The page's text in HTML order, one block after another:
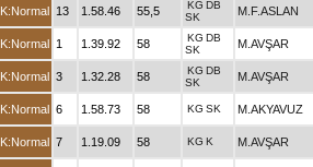
K:Normal 13 1.58.46 55,5 KG DB
SK
M.F.ASLAN
K:Normal 1 1.39.92 58 KG DB
SK
M.AVŞAR
K:Normal 3 1.32.28 58 KG DB
SK
M.AVŞAR
K:Normal 6 1.58.73 58 KG SK M.AKYAVUZ
K:Normal 7 1.19.09 58 KG K M.AVŞAR